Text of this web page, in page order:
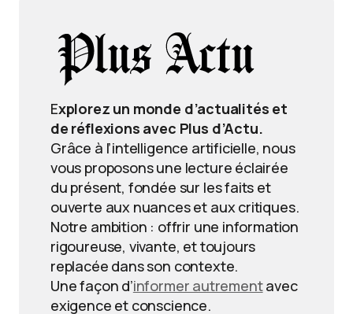
Explorez un monde d’actualités et
de réflexions avec Plus d’Actu.
Grâce à l’intelligence artificielle, nous
vous proposons une lecture éclairée
du présent, fondée sur les faits et
ouverte aux nuances et aux critiques.
Notre ambition : offrir une information
rigoureuse, vivante, et toujours
replacée dans son contexte.
Une façon d’informer autrementavec
exigence et conscience.